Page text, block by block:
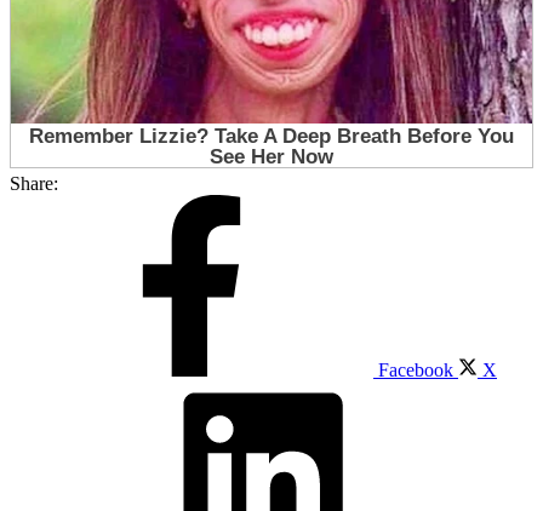
Share:
Facebook X